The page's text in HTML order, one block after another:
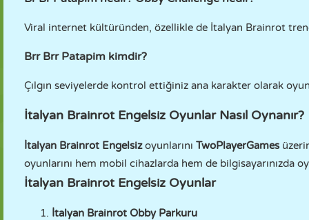
Viral internet kültüründen, özellikle de İtalyan Brainrot
Brr Brr Patapim kimdir?
Çılgın seviyelerde kontrol ettiğiniz ana karakter olarak
İtalyan Brainrot Engelsiz Oyunlar Nasıl Oynanır?
İtalyan Brainrot Engelsizoyunlarını TwoPlayerGames
oyunlarını hem mobil cihazlarda hem de bilgisayarınızda
İtalyan Brainrot Engelsiz Oyunlar
İtalyan Brainrot Obby Parkuru